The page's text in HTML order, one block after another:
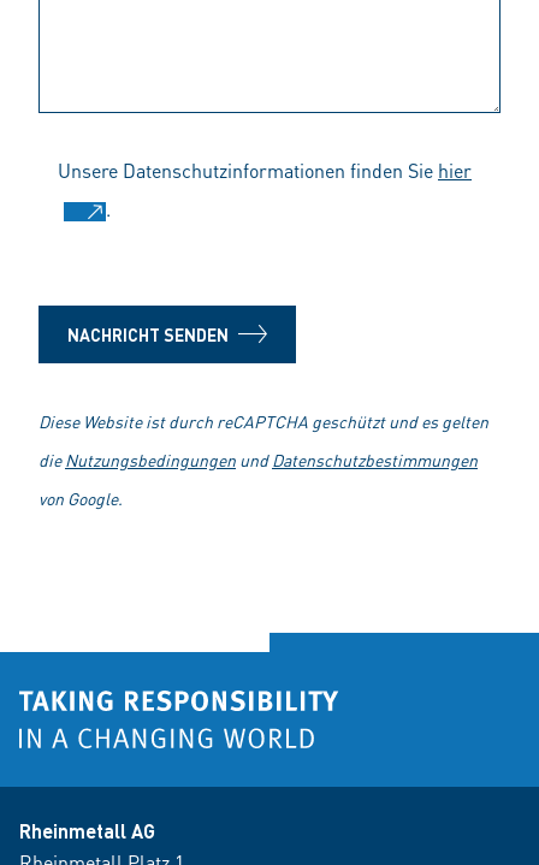
Unsere Datenschutzinformationen finden Sie hier
.
NACHRICHT SENDEN
Diese Website ist durch reCAPTCHA geschützt und es gelten
dieNutzungsbedingungen undDatenschutzbestimmungen
von Google.
Rheinmetall AG